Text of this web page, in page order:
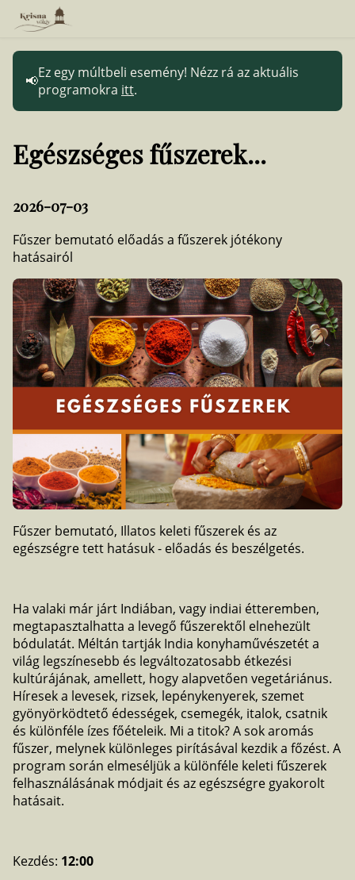
Ez egy múltbeli esemény! Nézz rá az aktuális
programokra itt.
Egészséges fűszerek...
2026-07-03
Fűszer bemutató előadás a fűszerek jótékony
hatásairól
Fűszer bemutató, Illatos keleti fűszerek és az
egészségre tett hatásuk - előadás és beszélgetés.
Ha valaki már járt Indiában, vagy indiai étteremben,
megtapasztalhatta a levegő fűszerektől elnehezült
bódulatát. Méltán tartják India konyhaművészetét a
világ legszínesebb és legváltozatosabb étkezési
kultúrájának, amellett, hogy alapvetően vegetáriánus.
Híresek a levesek, rizsek, lepénykenyerek, szemet
gyönyörködtető édességek, csemegék, italok, csatnik
és különféle ízes főételeik. Mi a titok? A sok aromás
fűszer, melynek különleges pirításával kezdik a főzést. A
program során elmeséljük a különféle keleti fűszerek
felhasználásának módjait és az egészségre gyakorolt
hatásait.
Kezdés: 12:00